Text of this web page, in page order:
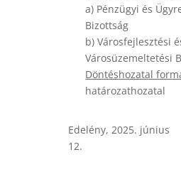
a) Pénzügyi és
Bizottság
b) Városfejlesztési
Városüzemeltetési
Döntéshozatal
határozathozatal
Edelény, 2025. június
12.